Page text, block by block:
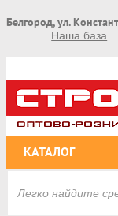
Белгород, ул.
Наша база
КАТАЛОГ